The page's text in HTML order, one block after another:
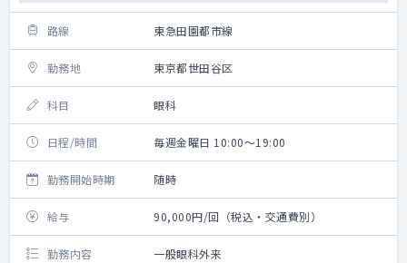
路線 東急田園都市線
勤務地 東京都世田谷区
科目 眼科
日程/時間 毎週金曜日 10:00～19:00
勤務開始時期 随時
給与 90,000円/回（税込・交通費別）
勤務内容 一般眼科外来